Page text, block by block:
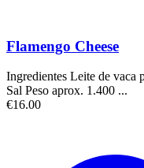
Flamengo Cheese
Ingredientes Leite de vaca
Sal Peso aprox. 1.400 ...
€16.00